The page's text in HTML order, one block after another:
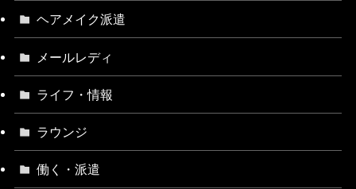
ヘアメイク派遣
メールレディ
ライフ・情報
ラウンジ
働く・派遣